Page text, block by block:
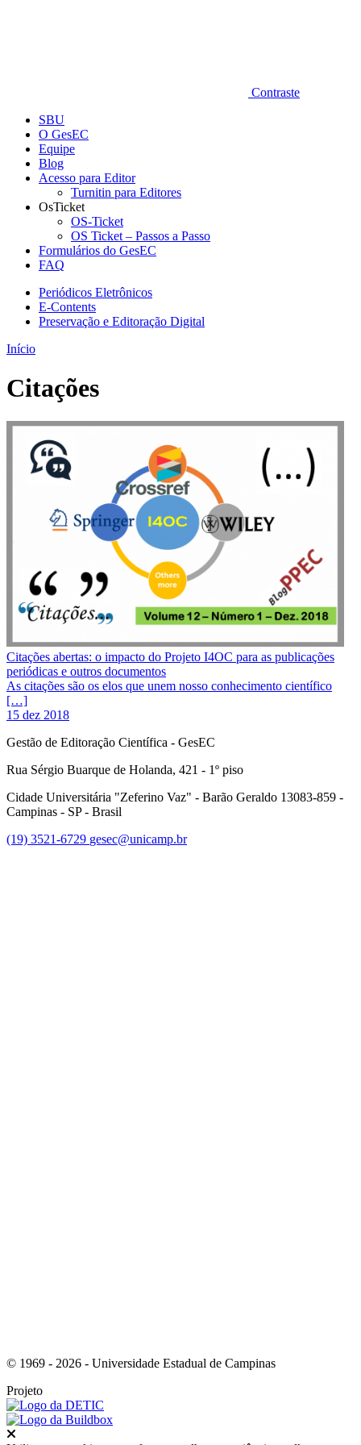
Contraste
SBU
O GesEC
Equipe
Blog
Acesso para Editor
Turnitin para Editores
OsTicket
OS-Ticket
OS Ticket – Passos a Passo
Formulários do GesEC
FAQ
Periódicos Eletrônicos
E-Contents
Preservação e Editoração Digital
Início
Citações
Citações abertas: o impacto do Projeto I4OC para as publicações
periódicas e outros documentos
As citações são os elos que unem nosso conhecimento científico
[…]
15 dez 2018
Gestão de Editoração Científica - GesEC
Rua Sérgio Buarque de Holanda, 421 - 1º piso
Cidade Universitária "Zeferino Vaz" - Barão Geraldo 13083-859 -
Campinas - SP - Brasil
(19) 3521-6729 gesec@unicamp.br
© 1969 - 2026 - Universidade Estadual de Campinas
Projeto